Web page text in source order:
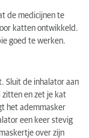
de medicijnen te
katten ontwikkeld.
goed te werken.
Sluit de inhalator aan
zitten en zet je kat
het ademmasker
een keer stevig
over zijn